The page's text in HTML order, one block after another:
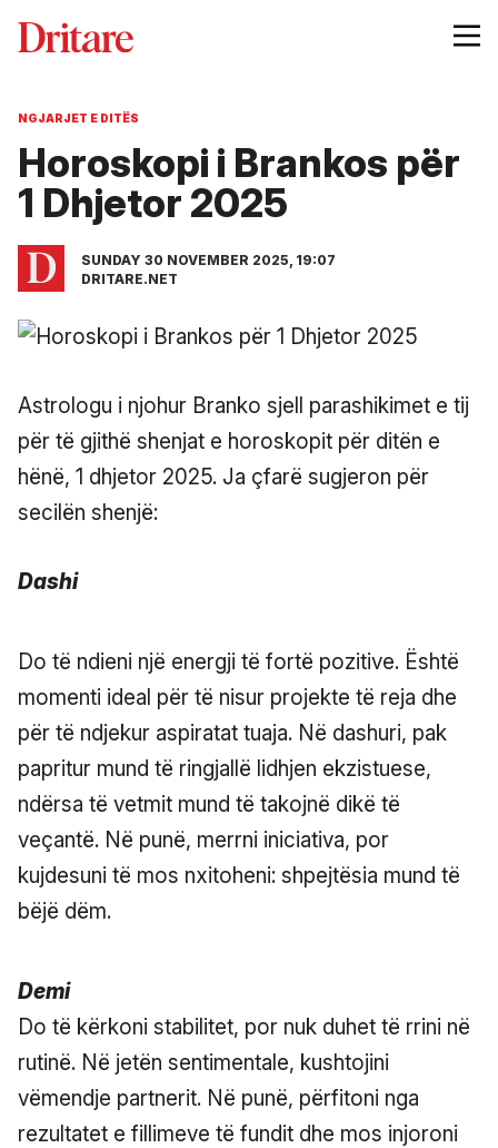
NGJARJET E DITËS
Horoskopi i Brankos për
1 Dhjetor 2025
SUNDAY 30 NOVEMBER 2025, 19:07
DRITARE.NET
Astrologu i njohur Branko sjell parashikimet e tij
për të gjithë shenjat e horoskopit për ditën e
hënë, 1 dhjetor 2025. Ja çfarë sugjeron për
secilën shenjë:
Dashi
Do të ndieni një energji të fortë pozitive. Është
momenti ideal për të nisur projekte të reja dhe
për të ndjekur aspiratat tuaja. Në dashuri, pak
papritur mund të ringjallë lidhjen ekzistuese,
ndërsa të vetmit mund të takojnë dikë të
veçantë. Në punë, merrni iniciativa, por
kujdesuni të mos nxitoheni: shpejtësia mund të
bëjë dëm.
Demi
Do të kërkoni stabilitet, por nuk duhet të rrini në
rutinë. Në jetën sentimentale, kushtojini
vëmendje partnerit. Në punë, përfitoni nga
rezultatet e fillimeve të fundit dhe mos injoroni